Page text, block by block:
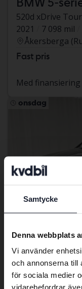
Samtycke
Denna webbplats
Vi använder
och annonserna till
för sociala medier
vidarebefordrar
520d xDrive
2021
7 098 mil
Åkersberga
Fast pris
Med finansiering
onsdag
Certifierad
BMW iX
xDrive40, I20
We have
Swedish.
abroad we
site